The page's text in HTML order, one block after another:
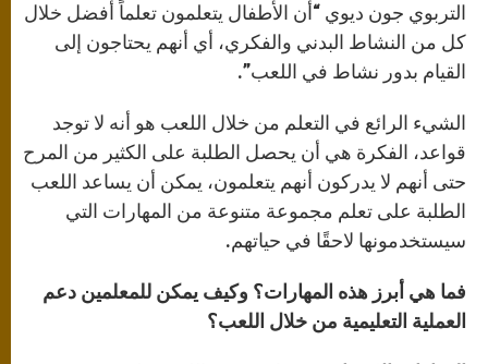
التربوي جون ديوي “أن الأطفال يتعلمون تعلماً أفضل خلال
كل من النشاط البدني والفكري، أي أنهم يحتاجون إلى
القيام بدور نشاط في اللعب”.
الشيء الرائع في التعلم من خلال اللعب هو أنه لا توجد
قواعد، الفكرة هي أن يحصل الطلبة على الكثير من المرح
حتى أنهم لا يدركون أنهم يتعلمون، يمكن أن يساعد اللعب
الطلبة على تعلم مجموعة متنوعة من المهارات التي
سيستخدمونها لاحقًا في حياتهم.
فما هي أبرز هذه المهارات؟ وكيف يمكن للمعلمين دعم
العملية التعليمية من خلال اللعب؟